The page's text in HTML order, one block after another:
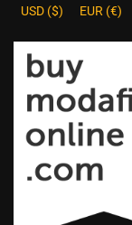
USD ($) EUR (€)